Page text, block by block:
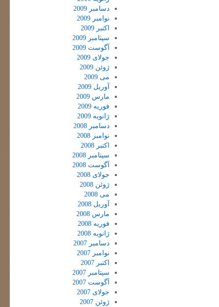
دسامبر 2009
نوامبر 2009
اکتبر 2009
سپتامبر 2009
آگوست 2009
جولای 2009
ژوئن 2009
می 2009
آوریل 2009
مارس 2009
فوریه 2009
ژانویه 2009
دسامبر 2008
نوامبر 2008
اکتبر 2008
سپتامبر 2008
آگوست 2008
جولای 2008
ژوئن 2008
می 2008
آوریل 2008
مارس 2008
فوریه 2008
ژانویه 2008
دسامبر 2007
نوامبر 2007
اکتبر 2007
سپتامبر 2007
آگوست 2007
جولای 2007
ژوئن 2007